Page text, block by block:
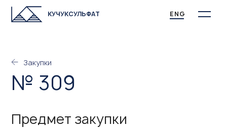
КУЧУКСУЛЬФАТ ENG
Закупки
№ 309
Предмет закупки